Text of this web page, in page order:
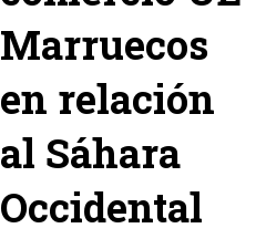
Marruecos
en relación
al Sáhara
Occidental